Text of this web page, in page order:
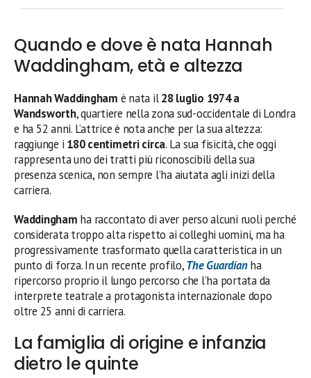
Quando e dove è nata Hannah
Waddingham, età e altezza
Hannah Waddingham è nata il28 luglio 1974 a
Wandsworth, quartiere nella zona sud-occidentale di Londra
e ha 52 anni. L’attrice è nota anche per la sua altezza:
raggiunge i 180 centimetri circa. La sua fisicità, che oggi
rappresenta uno dei tratti più riconoscibili della sua
presenza scenica, non sempre l’ha aiutata agli inizi della
carriera.
Waddingham ha raccontato di aver perso alcuni ruoli perché
considerata troppo alta rispetto ai colleghi uomini, ma ha
progressivamente trasformato quella caratteristica in un
punto di forza. In un recente profilo,The Guardianha
ripercorso proprio il lungo percorso che l’ha portata da
interprete teatrale a protagonista internazionale dopo
oltre 25 anni di carriera.
La famiglia di origine e infanzia
dietro le quinte